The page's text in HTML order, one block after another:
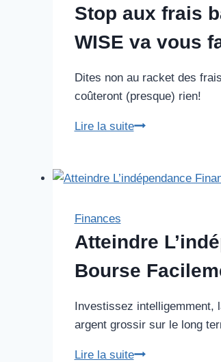
j’ai
le
de
mes
vous
Stop aux frais
WISE va vous
Dites non au racket des
coûteront (presque) rien!
Lire la suiteStop
bancaires!
de
WISE
vous
faire
Finances
Atteindre
Bourse
Investissez intelligemment,
argent grossir sur le long
Lire la suiteAtteindre